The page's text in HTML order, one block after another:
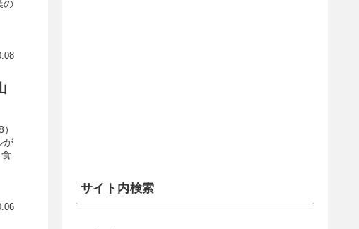
の
が
サイト内検索